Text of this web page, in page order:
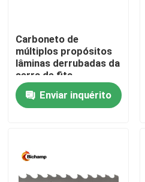
Notícia
Peça umas citações
Lâminas derrubadas
Carboneto de
múltiplos propósitos
lâminas derrubadas da
serra de fita
Enviar inquérito